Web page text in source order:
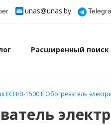
unas@unas.by
Расширенный поиск
ECH/B-1500 E Обогреватель